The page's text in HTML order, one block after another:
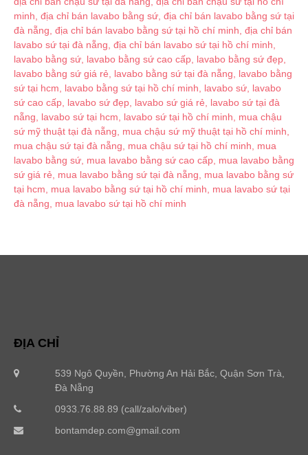
ĐỊA CHỈ
539 Ngô Quyền, Phường An Hải Bắc, Quận Sơn Trà,
Đà Nẵng
0933.76.88.89 (call/zalo/viber)
bontamdep.com@gmail.com